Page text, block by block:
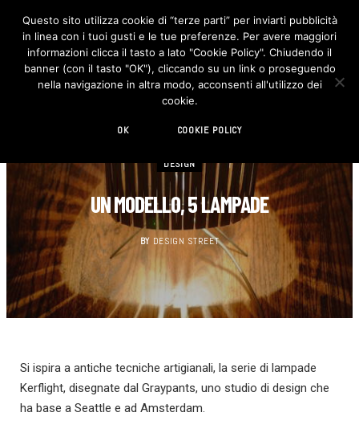
F
c
e
b
o
I
n
s
t
DESIGN
UN MODELLO, 5 LAMPADE
BY DESIGN STREET
Si ispira a antiche tecniche artigianali, la serie di lampade
Kerflight, disegnate dal Graypants, uno studio di design che
ha base a Seattle e ad Amsterdam.
Questo sito utilizza cookie di “terze parti” per inviarti pubblicità
in linea con i tuoi gusti e le tue preferenze. Per avere maggiori
informazioni clicca il tasto a lato "Cookie Policy". Chiudendo il
banner (con il tasto "OK"), cliccando su un link o proseguendo
nella navigazione in altra modo, acconsenti all'utilizzo dei
cookie.
OK COOKIE POLICY